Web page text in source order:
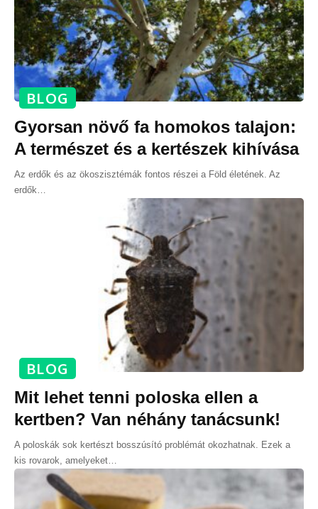
BLOG
Gyorsan növő fa homokos talajon:
A természet és a kertészek kihívása
Az erdők és az ökoszisztémák fontos részei a Föld életének. Az
erdők…
BLOG
Mit lehet tenni poloska ellen a
kertben? Van néhány tanácsunk!
A poloskák sok kertészt bosszúsító problémát okozhatnak. Ezek a
kis rovarok, amelyeket